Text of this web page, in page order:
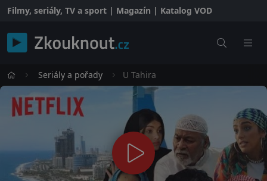
Filmy, seriály, TV a sport | Magazín | Katalog VOD
Seriály a pořady U Tahira